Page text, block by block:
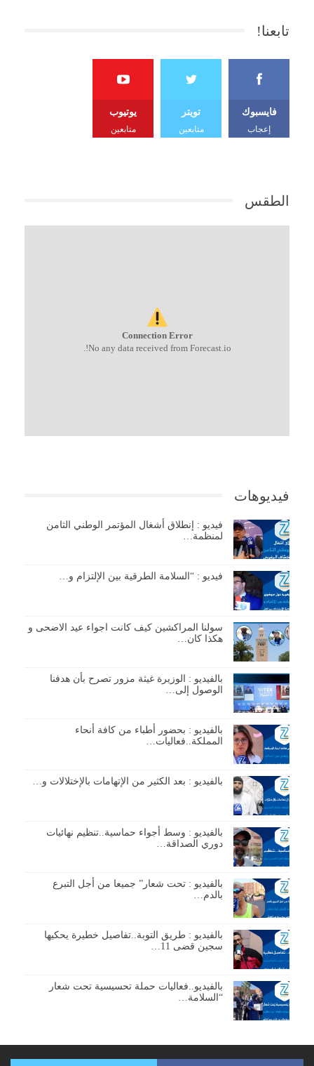
تابعنا!
فايسبوك
إعجاب
تويتر
متابعين
يوتيوب
متابعين
الطقس
Connection Error
No any data received from Forecast.io!.
فيديوهات
فيديو : إنطلاق أشغال المؤتمر الوطني الثامن
لمنظمة…
فيديو : “السلامة الطرقية بين الإلتزام و…
سولنا المراكشين كيف كانت اجواء عيد الاضحى و
هكذا كان…
بالفيديو : الوزيرة غيثة مزور تصرح بأن هدفنا
الوصول إلى…
بالفيديو : بحضور أطباء من كافة أنحاء
المملكة..فعاليات…
بالفيديو : بعد الكثير من الإتهامات بالإختلالات و…
بالفيديو : وسط أجواء حماسية..تنظيم نهائيات
دوري الصداقة…
بالفيديو : تحت شعار” جميعا من أجل التبرع
بالدم…
بالفيديو : طريق التوبة..تفاصيل خطيرة يحكيها
سجين قضى 11…
بالفيديو..فعاليات حملة تحسيسية تحت شعار
“السلامة…